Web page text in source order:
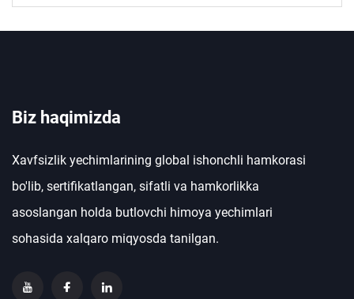
Biz haqimizda
Xavfsizlik yechimlarining global ishonchli hamkorasi
bo'lib, sertifikatlangan, sifatli va hamkorlikka
asoslangan holda butlovchi himoya yechimlari
sohasida xalqaro miqyosda tanilgan.